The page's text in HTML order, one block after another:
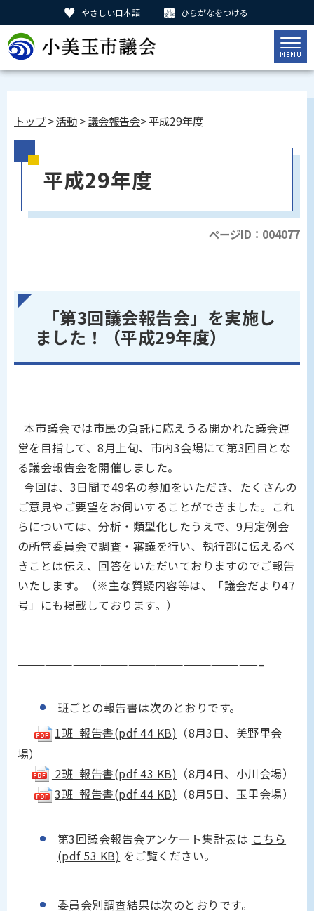
やさしい日本語 ひらがなをつける
トップ>活動>議会報告会> 平成29年度
平成29年度
ページID：004077
「第3回議会報告会」を実施し
ました！（平成29年度）
本市議会では市民の負託に応えうる開かれた議会運
営を目指して、8月上旬、市内3会場にて第3回目とな
る議会報告会を開催しました。
今回は、3日間で49名の参加をいただき、たくさんの
ご意見やご要望をお伺いすることができました。これ
らについては、分析・類型化したうえで、9月定例会
の所管委員会で調査・審議を行い、執行部に伝えるべ
きことは伝え、回答をいただいておりますのでご報告
いたします。（※主な質疑内容等は、「議会だより47
号」にも掲載しております。）
——————————————————————————–
班ごとの報告書は次のとおりです。
1班 報告書(pdf 44 KB) （8月3日、美野里会
場）
2班 報告書(pdf 43 KB) （8月4日、小川会場）
3班 報告書(pdf 44 KB) （8月5日、玉里会場）
第3回議会報告会アンケート集計表は こちら
(pdf 53 KB) をご覧ください。
委員会別調査結果は次のとおりです。